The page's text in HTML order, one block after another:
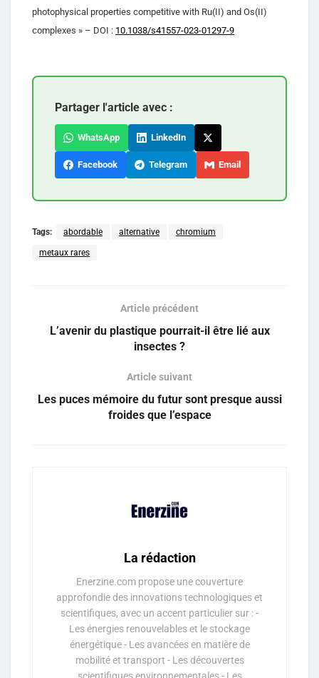
photophysical properties competitive with Ru(II) and Os(II)
complexes » – DOI : 10.1038/s41557-023-01297-9
Partager l'article avec :
WhatsApp LinkedIn
Facebook Telegram Email
Tags: abordable alternative chromium
metaux rares
Article précédent
L’avenir du plastique pourrait-il être lié aux
insectes ?
Article suivant
Les puces mémoire du futur sont presque aussi
froides que l’espace
La rédaction
Enerzine.com propose une couverture
approfondie des innovations technologiques et
scientifiques, avec un accent particulier sur : -
Les énergies renouvelables et le stockage
énergétique - Les avancées en matière de
mobilité et transport - Les découvertes